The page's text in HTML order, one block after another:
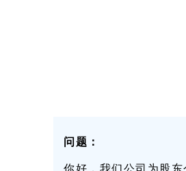
问题：
你好，我们公司为股